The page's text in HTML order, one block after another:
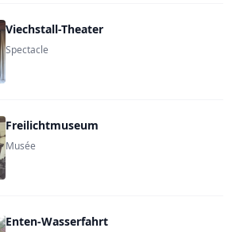
Viechstall-Theater
Spectacle
Freilichtmuseum
Musée
Enten-Wasserfahrt